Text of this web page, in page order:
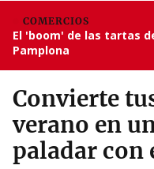
COMERCIOS
El 'boom' de las tartas
Pamplona
Convierte
verano en
paladar con